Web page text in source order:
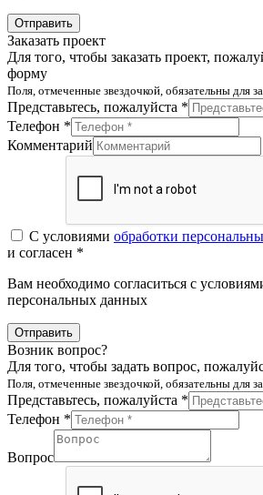
Отправить
Заказать проект
Для того, чтобы заказать проект,
форму
Поля, отмеченные звездочкой, обязательны для
Представьтесь, пожалуйста *
Телефон *
Комментарий
С условиями обработки
и согласен *
Вам необходимо согласиться с
персональных данных
Отправить
Возник вопрос?
Для того, чтобы задать вопрос,
Поля, отмеченные звездочкой, обязательны для
Представьтесь, пожалуйста *
Телефон *
Вопрос